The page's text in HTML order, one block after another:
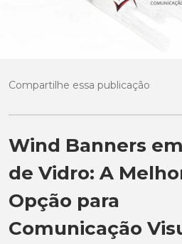
Compartilhe essa publicação
Wind Banners
de Vidro: A
Opção para
Comunicação